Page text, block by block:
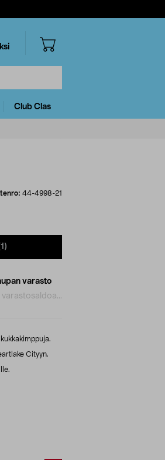
Club Clas
44-4998-21
varasto
varastosaldoa...
Cityyn.